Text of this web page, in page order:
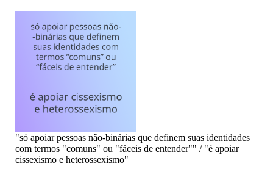
"só apoiar pessoas não-binárias que definem suas identidades
com termos "comuns" ou "fáceis de entender"" / "é apoiar
cissexismo e heterossexismo"